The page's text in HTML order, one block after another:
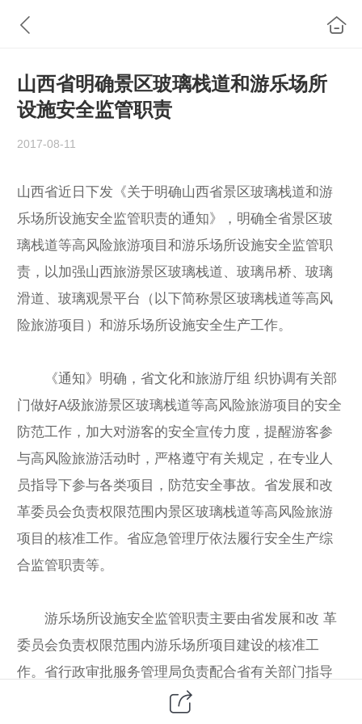
山西省明确景区玻璃栈道和游乐场所
设施安全监管职责
2017-08-11
山西省近日下发《关于明确山西省景区玻璃栈道和游
乐场所设施安全监管职责的通知》，明确全省景区玻
璃栈道等高风险旅游项目和游乐场所设施安全监管职
责，以加强山西旅游景区玻璃栈道、玻璃吊桥、玻璃
滑道、玻璃观景平台（以下简称景区玻璃栈道等高风
险旅游项目）和游乐场所设施安全生产工作。
《通知》明确，省文化和旅游厅组 织协调有关部
门做好A级旅游景区玻璃栈道等高风险旅游项目的安全
防范工作，加大对游客的安全宣传力度，提醒游客参
与高风险旅游活动时，严格遵守有关规定，在专业人
员指导下参与各类项目，防范安全事故。省发展和改
革委员会负责权限范围内景区玻璃栈道等高风险旅游
项目的核准工作。省应急管理厅依法履行安全生产综
合监管职责等。
游乐场所设施安全监管职责主要由省发展和改 革
委员会负责权限范围内游乐场所项目建设的核准工
作。省行政审批服务管理局负责配合省有关部门指导
市、县政 府行政审批部门认真履行游乐场所项目建设